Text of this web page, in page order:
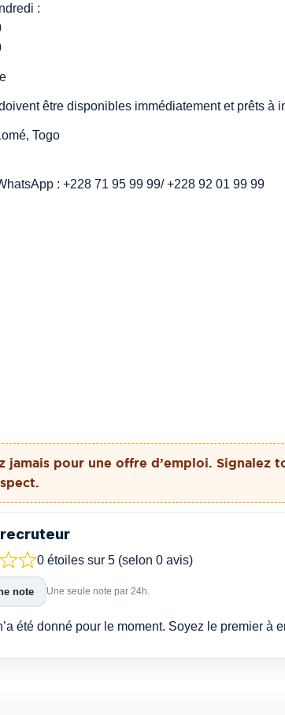
:
être disponibles immédiatement et prêts à
Togo
: +228 71 95 99 99/ +228 92 01 99 99
jamais pour une offre d’emploi. Signalez
0 étoiles sur 5 (selon 0 avis)
note Une seule note par 24h.
été donné pour le moment. Soyez le premier à